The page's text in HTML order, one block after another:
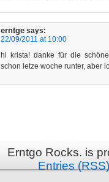
erntge says:
22/09/2011 at 10:00
hi krista! danke für die
schon letze woche runter, aber
Erntgo Rocks. is
Entries (RSS)